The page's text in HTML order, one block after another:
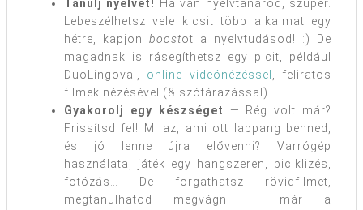
Tanulj nyelvet!
Ha van nyelvtanárod, szuper.
Lebeszélhetsz vele kicsit több alkalmat egy
hétre, kapjon boostot a nyelvtudásod! :) De
magadnak is rásegíthetsz egy picit, például
DuoLingoval, online videónézéssel
, feliratos
filmek nézésével (& szótárazással).
Gyakorolj egy készséget
— Rég volt már?
Frissítsd fel! Mi az, ami ott lappang benned,
és jó lenne újra elővenni? Varrógép
használata, játék egy hangszeren, biciklizés,
fotózás… De forgathatsz rövidfilmet,
megtanulhatod megvágni – már a